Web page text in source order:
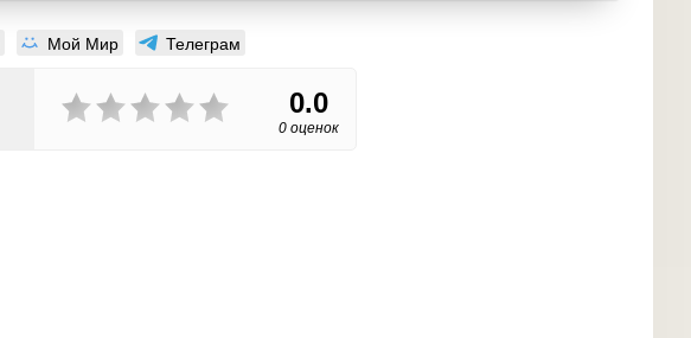
Мой Мир Телеграм
0.0
0 оценок